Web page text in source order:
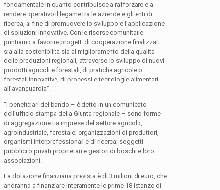
fondamentale in quanto contribuisce a rafforzare e a
rendere operativo il legame tra le aziende e gli enti di
ricerca, al fine di promuovere lo sviluppo e l’applicazione
di soluzioni innovative. Con le risorse comunitarie
puntiamo a favorire progetti di cooperazione finalizzati
sia alla sostenibilità sia al miglioramento della qualità
delle produzioni regionali, attraverso lo sviluppo di nuovi
prodotti agricoli e forestali, di pratiche agricole o
forestali innovative, di processi e tecnologie alimentari
all’avanguardia”.
“I beneficiari del bando – è detto in un comunicato
dell’ufficio stampa della Giunta regionale – sono forme
di aggregazione tra imprese del settore agricolo,
agroindustriale, forestale; organizzazioni di produttori,
organismi interprofessionali e di ricerca; soggetti
pubblici o privati proprietari e gestori di boschi e loro
associazioni.
La dotazione finanziaria prevista è di 3 milioni di euro, che
andranno a finanziare interamente le prime 18 istanze di